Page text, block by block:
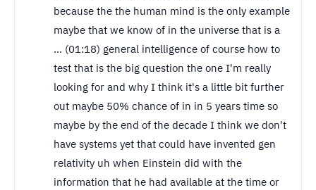
because the the human mind is the only example
maybe that we know of in the universe that is a
... (01:18) general intelligence of course how to
test that is the big question the one I'm really
looking for and why I think it's a little bit further
out maybe 50% chance of in in 5 years time so
maybe by the end of the decade I think we don't
have systems yet that could have invented gen
relativity uh when Einstein did with the
information that he had available at the time or